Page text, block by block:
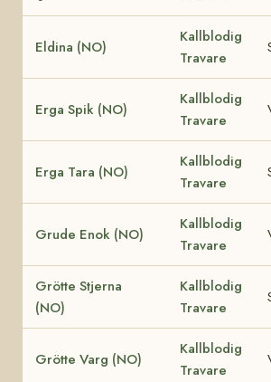
Eldina (NO)
Kallblodig
Travare
Erga Spik (NO)
Kallblodig
Travare
Erga Tara (NO)
Kallblodig
Travare
Grude Enok (NO)
Kallblodig
Travare
Grötte Stjerna
(NO)
Kallblodig
Travare
Grötte Varg (NO)
Kallblodig
Travare